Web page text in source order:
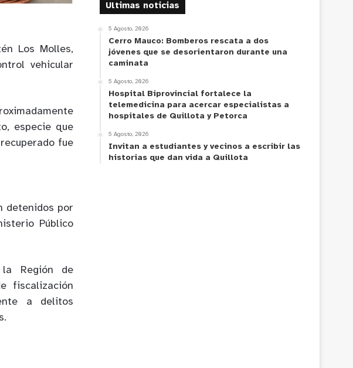
Los Molles,
vehicular
especie que
fue
detenidos por
Público
Región de
fiscalización
a delitos
Ultimas noticias
5 Agosto, 2026
Cerro Mauco: Bomberos rescata a dos
jóvenes que se desorientaron durante una
caminata
5 Agosto, 2026
Hospital Biprovincial fortalece la
telemedicina para acercar especialistas a
hospitales de Quillota y Petorca
5 Agosto, 2026
Invitan a estudiantes y vecinos a escribir las
historias que dan vida a Quillota